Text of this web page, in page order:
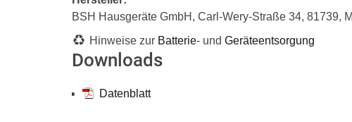
BSH Hausgeräte GmbH, Carl-Wery-Straße 34, 81739,
Hinweise zur Batterie- und Geräteentsorgung
Downloads
Datenblatt